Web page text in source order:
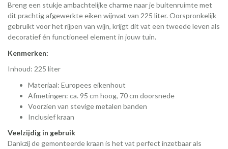
Breng een stukje ambachtelijke charme naar je buitenruimte met
dit prachtig afgewerkte eiken wijnvat van 225 liter. Oorspronkelijk
gebruikt voor het rijpen van wijn, krijgt dit vat een tweede leven als
decoratief én functioneel element in jouw tuin.
Kenmerken:
Inhoud: 225 liter
Materiaal: Europees eikenhout
Afmetingen: ca. 95 cm hoog, 70 cm doorsnede
Voorzien van stevige metalen banden
Inclusief kraan
Veelzijdig in gebruik
Dankzij de gemonteerde kraan is het vat perfect inzetbaar als